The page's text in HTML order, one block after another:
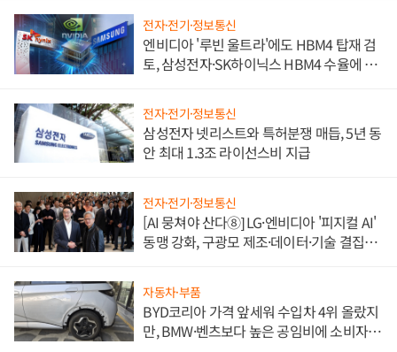
전자·전기·정보통신
엔비디아 '루빈 울트라'에도 HBM4 탑재 검
토, 삼성전자·SK하이닉스 HBM4 수율에 주
전자·전기·정보통신
삼성전자 넷리스트와 특허분쟁 매듭, 5년 동
안 최대 1.3조 라이선스비 지급
전자·전기·정보통신
[AI 뭉쳐야 산다⑧] LG·엔비디아 '피지컬 AI'
동맹 강화, 구광모 제조·데이터·기술 결집
자동차·부품
BYD코리아 가격 앞세워 수입차 4위 올랐지
만, BMW·벤츠보다 높은 공임비에 소비자